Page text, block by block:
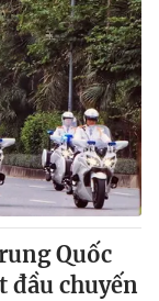
Quốc
đầu chuyến